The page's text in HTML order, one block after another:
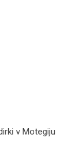
v Motegiju